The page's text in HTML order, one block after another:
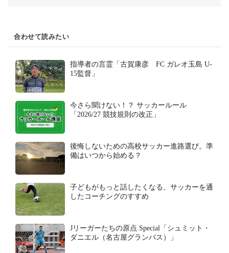
合わせて読みたい
指導者の言霊「古賀康彦 FC ガレオ玉島 U-
15監督」
今さら聞けない！？ サッカールール
「2026/27 競技規則の改正」
後悔しないための高校サッカー進路選び。準
備はいつから始める？
子どもがもっと話したくなる、サッカーを通
したコーチングのすすめ
Jリーガーたちの原点 Special「シュミット・
ダニエル（名古屋グランパス）」